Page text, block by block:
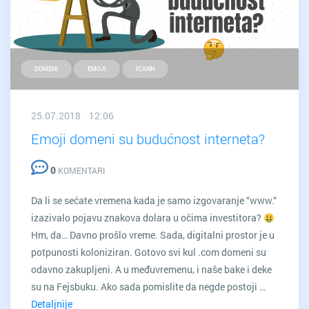
DOMENI EMOJI ICANN
25.07.2018 12:06
Emoji domeni su budućnost interneta?
0 KOMENTARI
Da li se sećate vremena kada je samo izgovaranje “www.“
izazivalo pojavu znakova dolara u očima investitora?
Hm, da… Davno prošlo vreme. Sada, digitalni prostor je u
potpunosti koloniziran. Gotovo svi kul .com domeni su
odavno zakupljeni. A u međuvremenu, i naše bake i deke
su na Fejsbuku. Ako sada pomislite da negde postoji …
Detaljnije